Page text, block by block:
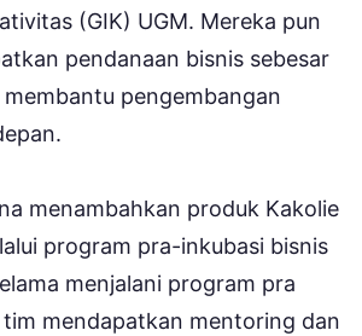
(GIK) UGM. Mereka pun
pendanaan bisnis sebesar
pengembangan
menambahkan produk Kakolie
program pra-inkubasi bisnis
menjalani program pra
tim mendapatkan mentoring dan